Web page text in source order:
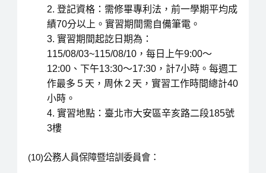
登記資格：需修畢專利法，前一學期平均成
績70分以上。實習期間需自備筆電。
實習期間起訖日期為：
115/08/03~115/08/10，每日上午9:00～
12:00、下午13:30～17:30，計7小時。每週工
作最多５天，周休２天，實習工作時間總計40
小時。
實習地點：臺北市大安區辛亥路二段185號
3樓
(10)公務人員保障暨培訓委員會：